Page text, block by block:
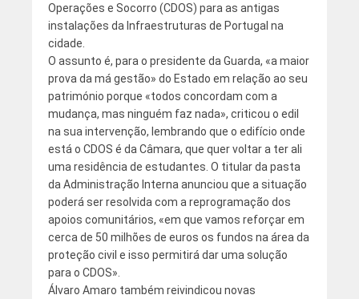
Operações e Socorro (CDOS) para as antigas
instalações da Infraestruturas de Portugal na
cidade.
O assunto é, para o presidente da Guarda, «a maior
prova da má gestão» do Estado em relação ao seu
património porque «todos concordam com a
mudança, mas ninguém faz nada», criticou o edil
na sua intervenção, lembrando que o edifício onde
está o CDOS é da Câmara, que quer voltar a ter ali
uma residência de estudantes. O titular da pasta
da Administração Interna anunciou que a situação
poderá ser resolvida com a reprogramação dos
apoios comunitários, «em que vamos reforçar em
cerca de 50 milhões de euros os fundos na área da
proteção civil e isso permitirá dar uma solução
para o CDOS».
Álvaro Amaro também reivindicou novas